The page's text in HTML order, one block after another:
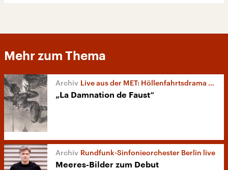
Mehr zum Thema
Live aus der MET: Höllenfahrtsdrama von Hector Berlioz
„La Damnation de Faust“
Rundfunk-Sinfonieorchester Berlin live
Meeres-Bilder zum Debut